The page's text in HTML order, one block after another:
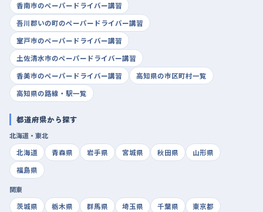
香南市のペーパードライバー講習
吾川郡いの町のペーパードライバー講習
室戸市のペーパードライバー講習
土佐清水市のペーパードライバー講習
香美市のペーパードライバー講習
高知県の市区町村一覧
高知県の路線・駅一覧
都道府県から探す
北海道・東北
北海道
青森県 岩手県 宮城県 秋田県
山形県
福島県
関東
茨城県
栃木県 群馬県 埼玉県 千葉県
東京都